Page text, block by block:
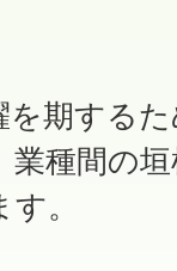
期する
種間の
。